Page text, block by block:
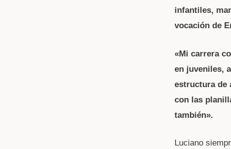
infantiles,
vocación de
«Mi carrera
en juveniles,
estructura de
con las
también».
Luciano